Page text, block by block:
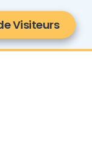
Visiteurs